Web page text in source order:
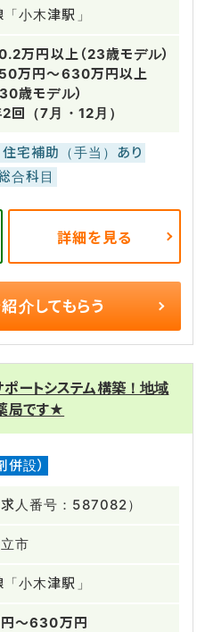
小木津駅」
万円以上（23歳モデル）
万円～630万円以上
歳モデル）
2回（7月・12月）
住宅補助（手当）あり
合科目
詳細を見る
紹介してもらう
ートシステム構築！地域
局です★
併設）
人番号：587082）
市
小木津駅」
～630万円